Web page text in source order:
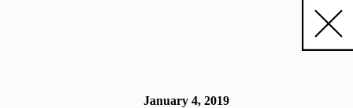
January 4, 2019